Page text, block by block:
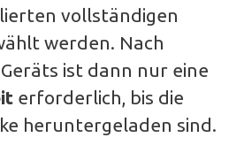
vollständigen
werden. Nach
ist dann nur eine
erforderlich, bis die
heruntergeladen sind.